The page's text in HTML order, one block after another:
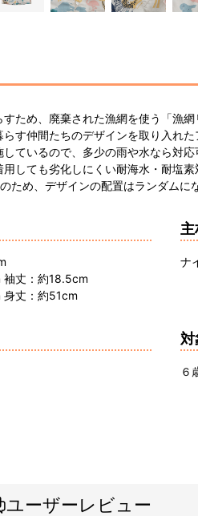
すため、廃棄された漁網を使う「漁
らす仲間たちのデザインを取り入れた
ているので、多少の雨や水なら対応
用しても劣化しにくい耐海水・耐塩
ため、デザインの配置はランダムに
丈：約18.5cm
丈：約51cm
ナ
対
６
ユーザーレビュー